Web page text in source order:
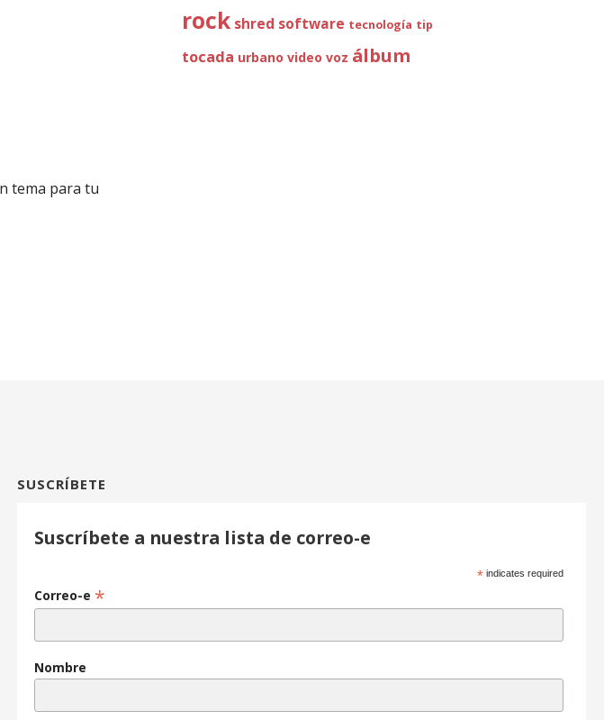
tema para tu
rock shred software tecnología tip
tocada urbano video voz álbum
SUSCRÍBETE
Suscríbete a nuestra lista de correo-e
* indicates required
Correo-e *
Nombre